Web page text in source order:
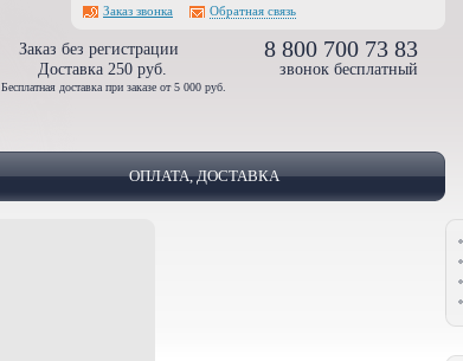
Заказ звонка Обратная связь
8 800 700 73 83
звонок бесплатный
Заказ без регистрации
Доставка 250 руб.
Бесплатная доставка при заказе от 5 000 руб.
ОПЛАТА, ДОСТАВКА